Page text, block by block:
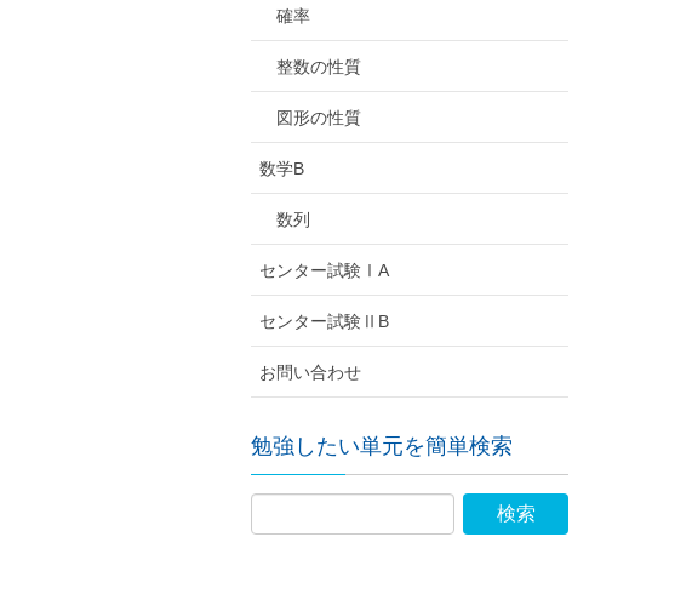
確率
整数の性質
図形の性質
数学B
数列
センター試験ⅠA
センター試験ⅡB
お問い合わせ
勉強したい単元を簡単検索